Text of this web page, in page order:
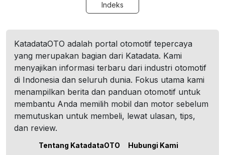
Indeks
KatadataOTO adalah portal otomotif tepercaya
yang merupakan bagian dari Katadata. Kami
menyajikan informasi terbaru dari industri otomotif
di Indonesia dan seluruh dunia. Fokus utama kami
menampilkan berita dan panduan otomotif untuk
membantu Anda memilih mobil dan motor sebelum
memutuskan untuk membeli, lewat ulasan, tips,
dan review.
Tentang KatadataOTO Hubungi Kami